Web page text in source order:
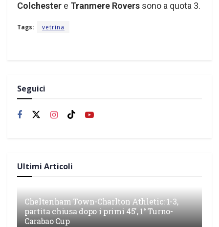
Colchester e Tranmere Rovers sono a quota 3.
Tags: vetrina
Seguici
Ultimi Articoli
Cheltenham Town-Charlton Athletic: 1-3,
partita chiusa dopo i primi 45′, 1° Turno-
Carabao Cup